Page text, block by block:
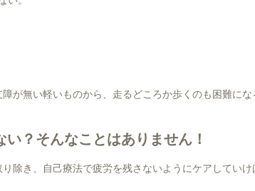
が無い軽いものから、走るどころか歩くのも困難にな
？そんなことはありません！
除き、自己療法で疲労を残さないようにケアしていけ